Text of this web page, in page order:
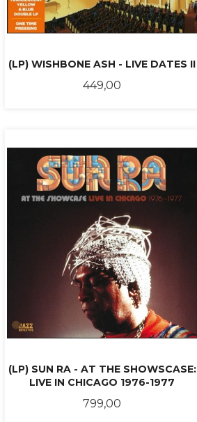
(LP) WISHBONE ASH - LIVE DATES II
Pris
449,00
(LP) SUN RA - AT THE SHOWSCASE:
LIVE IN CHICAGO 1976-1977
Pris
799,00